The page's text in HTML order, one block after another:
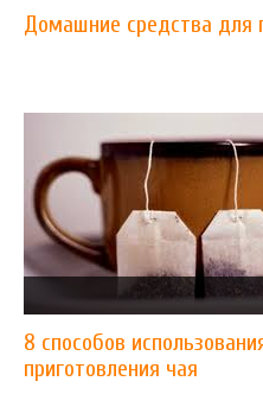
Домашние средства для
8 способов
приготовления чая